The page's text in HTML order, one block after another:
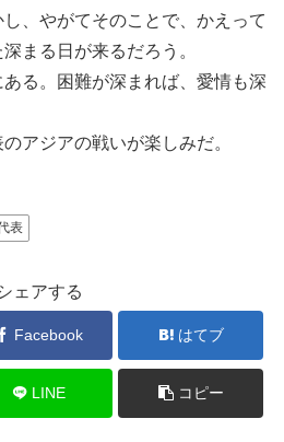
、やがてそのことで、かえって
まる日が来るだろう。
る。困難が深まれば、愛情も深
アジアの戦いが楽しみだ。
表
ェアする
Facebook はてブ
LINE コピー